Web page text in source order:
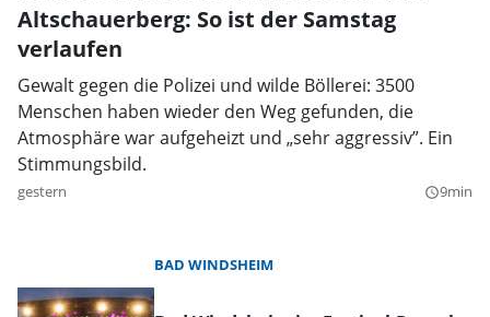
Altschauerberg: So ist der Samstag
verlaufen
Gewalt gegen die Polizei und wilde Böllerei: 3500
Menschen haben wieder den Weg gefunden, die
Atmosphäre war aufgeheizt und „sehr aggressiv”. Ein
Stimmungsbild.
gestern query_builder9min
BAD WINDSHEIM